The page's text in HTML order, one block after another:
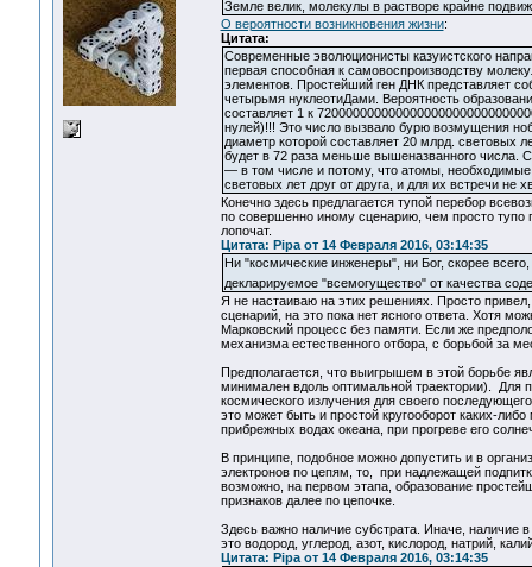
Земле велик, молекулы в растворе крайне
О вероятности возникновения жизни:
Цитата:
Современные эволюционисты казуистского
первая способная к самовоспроизводству
элементов. Простейший ген ДНК представляет
четырьмя нуклеотиДами. Вероятность
составляет 1 к
нулей)!!! Это число вызвало бурю возмущения
диаметр которой составляет 20 млрд. световых
будет в 72 раза меньше вышеназванного числа.
— в том числе и потому, что атомы,
световых лет друг от друга, и для их встречи не
Конечно здесь предлагается тупой перебор
по совершенно иному сценарию, чем просто тупо
лопочат.
Цитата: Pipa от 14 Февраля 2016, 03:14:35
Ни "космические инженеры", ни Бог, скорее
декларируемое "всемогущество" от качества
Я не настаиваю на этих решениях. Просто
сценарий, на это пока нет ясного ответа. Хотя
Марковский процесс без памяти. Если же
механизма естественного отбора, с борьбой за
Предполагается, что выигрышем в этой борьбе
минимален вдоль оптимальной траектории). Для
космического излучения для своего
это может быть и простой кругооборот каких-
прибрежных водах океана, при прогреве его
В принципе, подобное можно допустить и в
электронов по цепям, то, при надлежащей
возможно, на первом этапа, образование
признаков далее по цепочке.
Здесь важно наличие субстрата. Иначе, наличие
это водород, углерод, азот, кислород, натрий,
Цитата: Pipa от 14 Февраля 2016, 03:14:35